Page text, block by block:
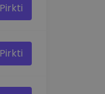
Pirkti
Pirkti